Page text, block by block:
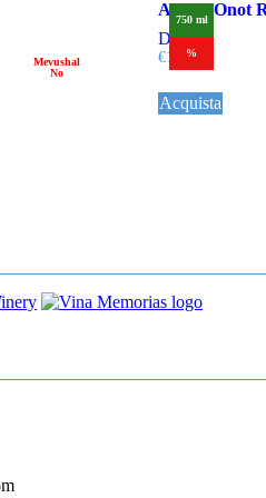
Mevushal
No
750 ml
%
ARZA Onot
Dettagli
€17,00
Acquista